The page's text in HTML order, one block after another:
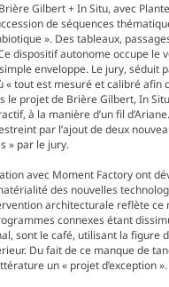
Gilbert + In Situ, avec
de séquences
». Des tableaux,
dispositif autonome occupe
enveloppe. Le jury,
« tout est mesuré et calibré
le projet de Brière Gilbert, In
à la manière d’un fil
par l’ajout de deux
» par le jury.
avec Moment Factory ont
des nouvelles
architecturale reflète
connexes étant
sont le café, utilisant la figure
Du fait de ce manque de
un « projet d’exception ».